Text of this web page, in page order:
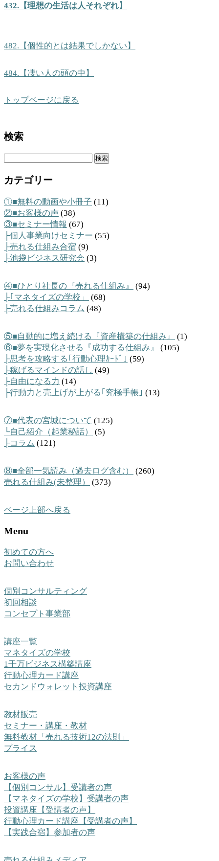
432.【理想の生活は人それぞれ】
482.【個性的とは結果でしかない】
484.【凄い人の頭の中】
トップページに戻る
検索
カテゴリー
①■無料の動画や小冊子 (11)
②■お客様の声 (38)
③■セミナー情報 (67)
├個人事業向けセミナー (55)
├売れる仕組み合宿 (9)
├池袋ビジネス研究会 (3)
④■ひとり社長の『売れる仕組み』
(94)
├｢マネタイズの学校」
(68)
├売れる仕組みコラム (48)
⑤■自動的に増え続ける『資産構築の仕組み』
(1)
⑥■夢を実現化させる『成功する仕組み』
(105)
├思考を攻略する｢行動心理ｶｰﾄﾞ｣ (59)
├稼げるマインドの話し (49)
├自由になる力 (14)
├行動力と売上げが上がる｢究極手帳｣ (13)
⑦■代表の宮城について (125)
└自己紹介（起業秘話）
(5)
├コラム (121)
⑧■全部一気読み（過去ログ含む）
(260)
売れる仕組み(未整理）
(373)
ページ上部へ戻る
Menu
初めての方へ
お問い合わせ
個別コンサルティング
初回相談
コンセプト事業部
講座一覧
マネタイズの学校
1千万ビジネス構築講座
行動心理カード講座
セカンドウォレット投資講座
教材販売
セミナー・講座・教材
無料教材「売れる技術12の法則」
プライス
お客様の声
【個別コンサル】受講者の声
【マネタイズの学校】受講者の声
投資講座【受講者の声】
行動心理カード講座【受講者の声】
【実践合宿】参加者の声